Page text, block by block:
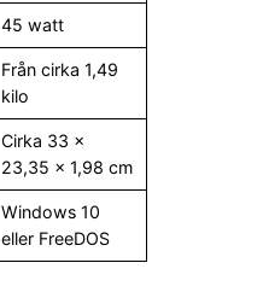
45 watt
Från cirka 1,49
kilo
Cirka 33 ×
23,35 × 1,98 cm
Windows 10
eller FreeDOS